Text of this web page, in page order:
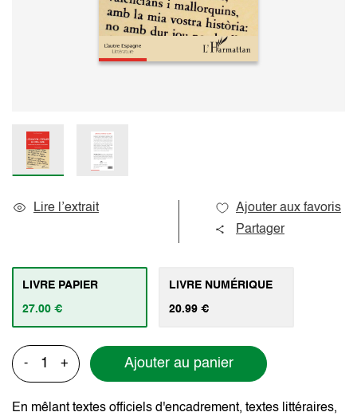
Lire l’extrait
Ajouter aux favoris
Partager
LIVRE PAPIER
27.00 €
LIVRE NUMÉRIQUE
20.99 €
- + Ajouter au panier
En mêlant textes officiels d'encadrement, textes littéraires,